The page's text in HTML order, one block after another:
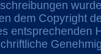
dem Copyright
entsprechenden